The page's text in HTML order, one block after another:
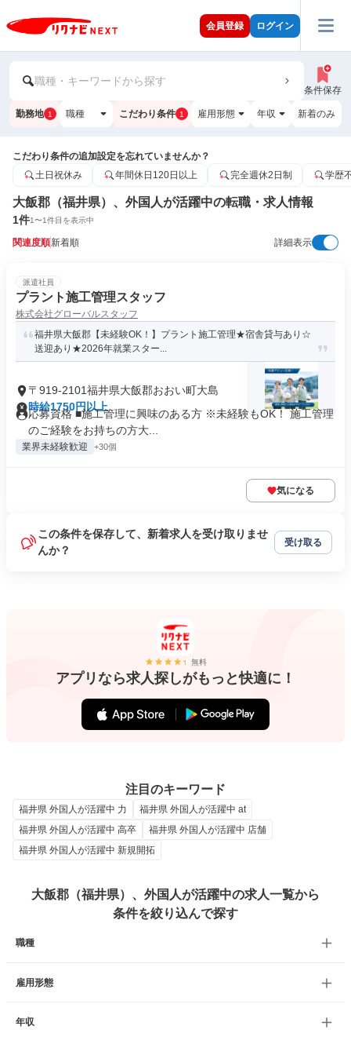
会員登録 ログイン
職種・キーワードから探す
条件保存
勤務地 1 職種 こだわり条件 1 雇用形態 年収 新着のみ
こだわり条件の追加設定を忘れていませんか？
土日祝休み
年間休日120日以上 完全週休2日制 学歴
大飯郡（福井県）、外国人が活躍中の転職・求人情報
1件1〜1件目を表示中
関連度順新着順 詳細表示
派遣社員
プラント施工管理スタッフ
株式会社グローバルスタッフ
福井県大飯郡【未経験OK！】プラント施工管理★宿舎貸与あり☆
送迎あり★2026年就業スター...
〒919-2101福井県大飯郡おおい町大島
時給1750円以上
応募資格 ■施工管理に興味のある方 ※未経験もOK！ 施工管理
のご経験をお持ちの方大...
業界未経験歓迎 +30個
気になる
この条件を保存して、新着求人を受け取りませ
んか？
受け取る
無料
アプリなら求人探しがもっと快適に！
注目のキーワード
福井県 外国人が活躍中 力
福井県 外国人が活躍中 at
福井県 外国人が活躍中 高卒
福井県 外国人が活躍中 店舗
福井県 外国人が活躍中 新規開拓
大飯郡（福井県）、外国人が活躍中の求人一覧から
条件を絞り込んで探す
職種
雇用形態
年収